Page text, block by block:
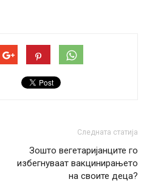
Следната статија
Зошто вегетаријанците го
избегнуваат вакцинирањето
на своите деца?